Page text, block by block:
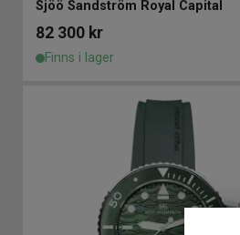
Sjöö Sandström Royal Capital
82 300 kr
Finns i lager